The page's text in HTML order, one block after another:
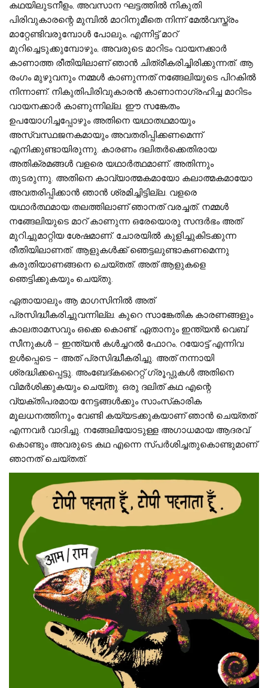
കഥയിലുടനീളം, അവസാന ഘട്ടത്തിൽ നികുതി
പിരിവുകാരന്റെ മുമ്പിൽ മാറിനുമീതെ നിന്ന് മേൽവസ്ത്രം
മാറ്റേണ്ടിവരുമ്പോൾ പോലും, എന്നിട്ട് മാറ്
മുറിച്ചെടുക്കുമ്പോഴും, അവരുടെ മാറിടം വായനക്കാർ
കാണാത്ത രീതിയിലാണ് ഞാൻ ചിത്രീകരിച്ചിരിക്കുന്നത്. ആ
രംഗം മുഴുവനും നമ്മൾ കാണുന്നത് നങ്ങേലിയുടെ പിറകിൽ
നിന്നാണ്. നികുതിപിരിവുകാരൻ കാണാനാഗ്രഹിച്ച മാറിടം
വായനക്കാർ കാണുന്നില്ല. ഈ സങ്കേതം
ഉപയോഗിച്ചപ്പോഴും അതിനെ യഥാതഥമായും
അസ്വസ്ഥജനകമായും അവതരിപ്പിക്കണമെന്ന്
എനിക്കുണ്ടായിരുന്നു. കാരണം ദലിതർക്കെതിരായ
അതിക്രമങ്ങൾ വളരെ യഥാർത്ഥമാണ്. അതിന്നും
തുടരുന്നു. അതിനെ കാവ്യാത്മകമായോ കലാത്മകമായോ
അവതരിപ്പിക്കാൻ ഞാൻ ശ്രമിച്ചിട്ടില്ല. വളരെ
യഥാർത്ഥമായ തലത്തിലാണ് ഞാനത് വരച്ചത്. നമ്മൾ
നങ്ങേലിയുടെ മാറ് കാണുന്ന ഒരേയൊരു സന്ദർഭം അത്
മുറിച്ചുമാറ്റിയ ശേഷമാണ്. ചോരയിൽ കുളിച്ചുകിടക്കുന്ന
രീതിയിലാണത്. ആളുകൾക്ക് ഞെട്ടലുണ്ടാകണമെന്നു
കരുതിയാണങ്ങനെ ചെയ്‌തത്‌. അത് ആളുകളെ
ഞെട്ടിക്കുകയും ചെയ്‌തു.
ഏതായാലും ആ മാഗസിനിൽ അത്
പ്രസിദ്ധീകരിച്ചുവന്നില്ല. കുറെ സാങ്കേതിക കാരണങ്ങളും
കാലതാമസവും ഒക്കെ കൊണ്ട്. ഏതാനും ഇന്ത്യൻ വെബ്
സീനുകൾ – ഇന്ത്യൻ കൾച്ചറൽ ഫോറം, റയോട്ട് എന്നിവ
ഉൾപ്പെടെ – അത് പ്രസിദ്ധീകരിച്ചു. അത് നന്നായി
ശ്രദ്ധിക്കപ്പെട്ടു. അംബേദ്കറൈറ്റ് ഗ്രൂപ്പുകൾ അതിനെ
വിമർശിക്കുകയും ചെയ്‌തു. ഒരു ദലിത് കഥ എന്റെ
വ്യക്തിപരമായ നേട്ടങ്ങൾക്കും സാംസ്‌കാരിക
മൂലധനത്തിനും വേണ്ടി കയ്യടക്കുകയാണ് ഞാൻ ചെയ്‌തത്‌
എന്നവർ വാദിച്ചു. നങ്ങേലിയോടുള്ള അഗാധമായ ആദരവ്
കൊണ്ടും അവരുടെ കഥ എന്നെ സ്പർശിച്ചതുകൊണ്ടുമാണ്
ഞാനത് ചെയ്‌തത്‌.